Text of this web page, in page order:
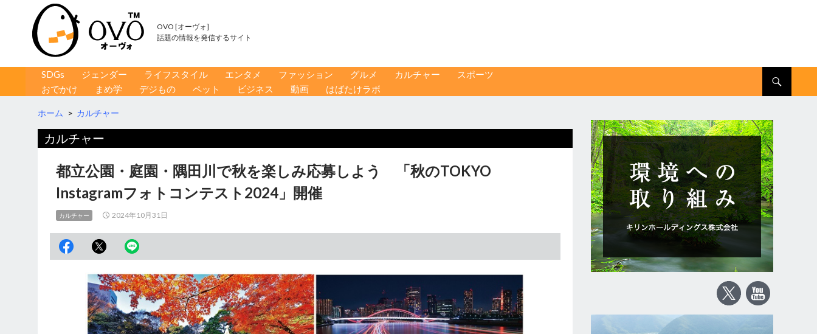
OVO [オーヴォ]
話題の情報を発信するサイト
コンテンツへ移動
SDGs ジェンダー ライフスタイル エンタメ ファッション グルメ カルチャー
スポーツ
おでかけ
まめ学 デジもの ペット ビジネス 動画 はばたけラボ
ホーム > カルチャー
カルチャー
都立公園・庭園・隅田川で秋を楽しみ応募しよう 「秋のTOKYO
Instagramフォトコンテスト2024」開催
カルチャー 2024年10月31日